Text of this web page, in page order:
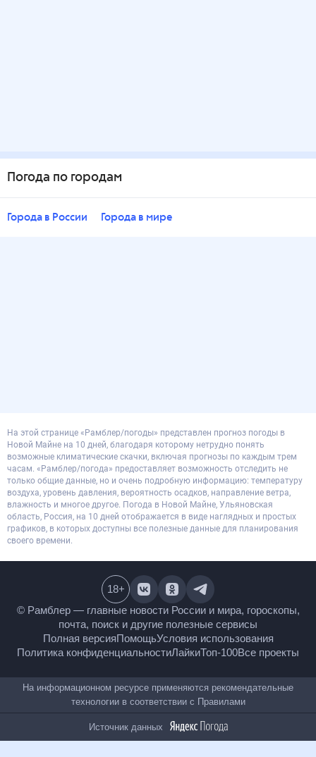
Погода по городам
Города в России Города в мире
На этой странице «Рамблер/погоды» представлен прогноз погоды в
Новой Майне на 10 дней, благодаря которому нетрудно понять
возможные климатические скачки, включая прогнозы по каждым трем
часам. «Рамблер/погода» предоставляет возможность отследить не
только общие данные, но и очень подробную информацию: температуру
воздуха, уровень давления, вероятность осадков, направление ветра,
влажность и многое другое. Погода в Новой Майне, Ульяновская
область, Россия, на 10 дней отображается в виде наглядных и простых
графиков, в которых доступны все полезные данные для планирования
своего времени.
© Рамблер — главные новости России и мира,
гороскопы, почта, поиск и другие полезные сервисы
Полная версияПомощьУсловия использования
Политика конфиденциальностиЛайкиТоп-100
18+
На информационном ресурсе применяются
рекомендательные технологии в соответствии сПравилами
Источник данных